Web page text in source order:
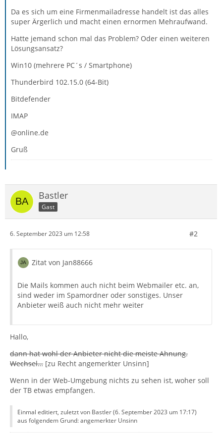
Da es sich um eine Firmenmailadresse handelt ist das alles
super Ärgerlich und macht einen ernormen Mehraufwand.
Hatte jemand schon mal das Problem? Oder einen weiteren
Lösungsansatz?
Win10 (mehrere PC´s / Smartphone)
Thunderbird 102.15.0 (64-Bit)
Bitdefender
IMAP
@online.de
Gruß
Bastler
Gast
6. September 2023 um 12:58 #2
Zitat von Jan88666
Die Mails kommen auch nicht beim Webmailer etc. an,
sind weder im Spamordner oder sonstiges. Unser
Anbieter weiß auch nicht mehr weiter
Hallo,
dann hat wohl der Anbieter nicht die meiste Ahnung.
Wechsel… [zu Recht angemerkter Unsinn]
Wenn in der Web-Umgebung nichts zu sehen ist, woher soll
der TB etwas empfangen.
Einmal editiert, zuletzt von Bastler (6. September 2023 um 17:17)
aus folgendem Grund: angemerkter Unsinn